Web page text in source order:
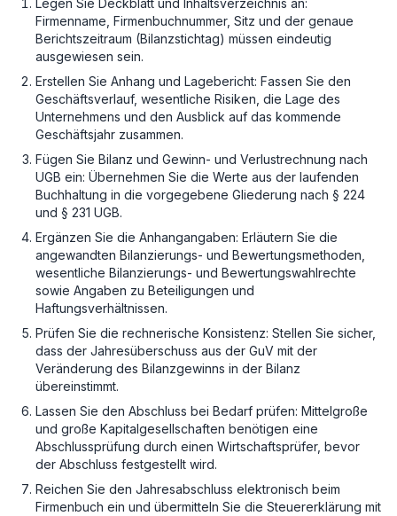
Legen Sie Deckblatt und Inhaltsverzeichnis an:
Firmenname, Firmenbuchnummer, Sitz und der genaue
Berichtszeitraum (Bilanzstichtag) müssen eindeutig
ausgewiesen sein.
Erstellen Sie Anhang und Lagebericht: Fassen Sie den
Geschäftsverlauf, wesentliche Risiken, die Lage des
Unternehmens und den Ausblick auf das kommende
Geschäftsjahr zusammen.
Fügen Sie Bilanz und Gewinn- und Verlustrechnung nach
UGB ein: Übernehmen Sie die Werte aus der laufenden
Buchhaltung in die vorgegebene Gliederung nach § 224
und § 231 UGB.
Ergänzen Sie die Anhangangaben: Erläutern Sie die
angewandten Bilanzierungs- und Bewertungsmethoden,
wesentliche Bilanzierungs- und Bewertungswahlrechte
sowie Angaben zu Beteiligungen und
Haftungsverhältnissen.
Prüfen Sie die rechnerische Konsistenz: Stellen Sie sicher,
dass der Jahresüberschuss aus der GuV mit der
Veränderung des Bilanzgewinns in der Bilanz
übereinstimmt.
Lassen Sie den Abschluss bei Bedarf prüfen: Mittelgroße
und große Kapitalgesellschaften benötigen eine
Abschlussprüfung durch einen Wirtschaftsprüfer, bevor
der Abschluss festgestellt wird.
Reichen Sie den Jahresabschluss elektronisch beim
Firmenbuch ein und übermitteln Sie die Steuererklärung mit